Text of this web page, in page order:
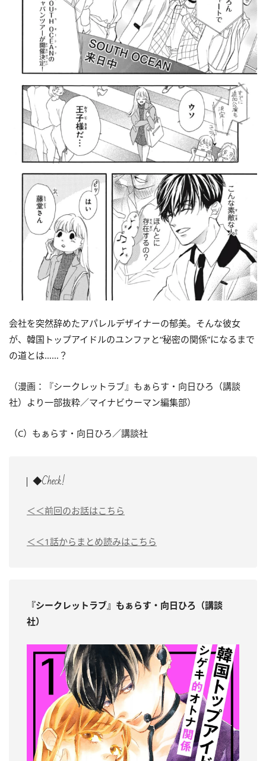
会社を突然辞めたアパレルデザイナーの郁美。そんな彼女
が、韓国トップアイドルのユンファと“秘密の関係”になるまで
の道とは……？
（漫画：『シークレットラブ』もぁらす・向日ひろ（講談
社）より一部抜粋／マイナビウーマン編集部）
（C）もぁらす・向日ひろ／講談社
◆Check!
＜＜前回のお話はこちら
＜＜1話からまとめ読みはこちら
『シークレットラブ』もぁらす・向日ひろ（講談
社）